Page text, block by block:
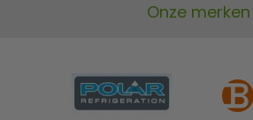
Onze merken